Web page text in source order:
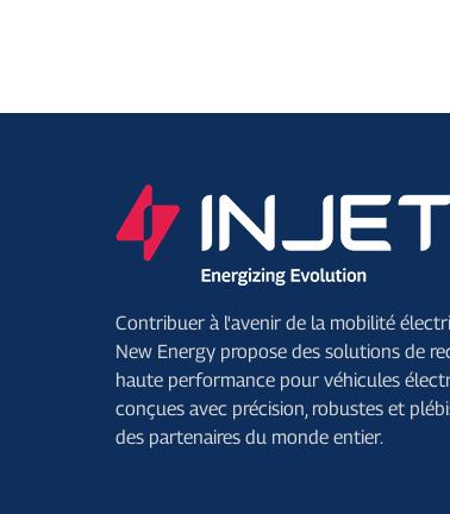
Contribuer à l'avenir de la mobilité
New Energy propose des solutions de
haute performance pour véhicules
conçues avec précision, robustes et
des partenaires du monde entier.